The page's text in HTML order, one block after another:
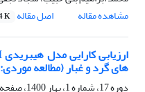
مشاهده مقاله
اصل مقاله K
های گرد و غبار (مطالعه
دوره 17، شماره 1، بهار 1400، صفحه